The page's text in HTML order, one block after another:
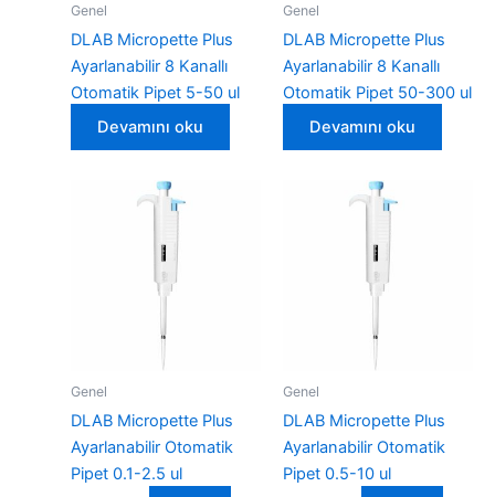
Genel
DLAB Micropette Plus
Ayarlanabilir 8 Kanallı
Otomatik Pipet 5-50 ul
Devamını oku
Genel
DLAB Micropette Plus
Ayarlanabilir 8 Kanallı
Otomatik Pipet 50-300 ul
Devamını oku
Genel
DLAB Micropette Plus
Ayarlanabilir Otomatik
Pipet 0.1-2.5 ul
Genel
DLAB Micropette Plus
Ayarlanabilir Otomatik
Pipet 0.5-10 ul